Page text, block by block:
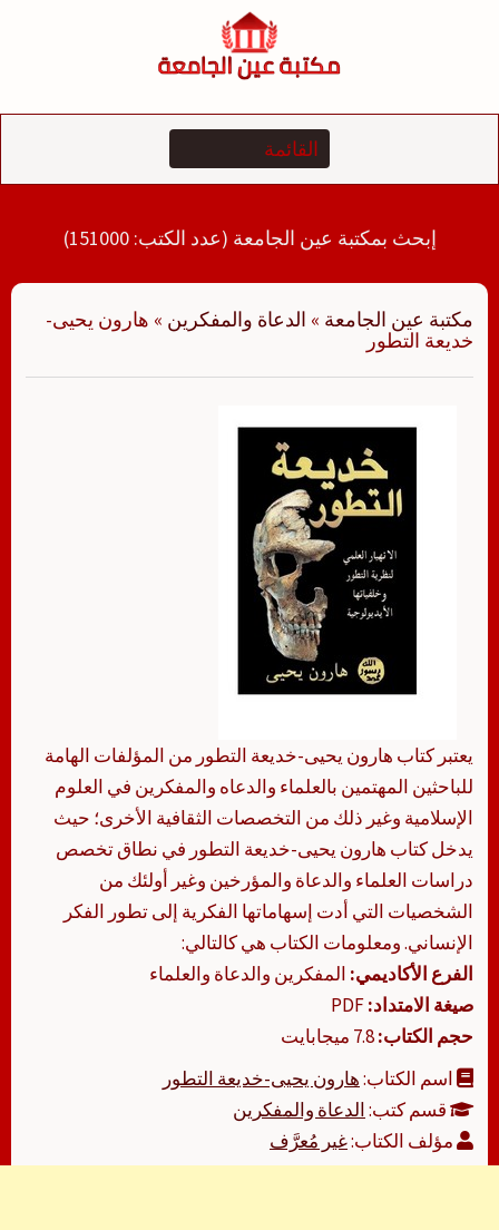
إبحث بمكتبة عين الجامعة (عدد الكتب: 151000)
مكتبة عين الجامعة » الدعاة والمفكرين » هارون يحيى-
خديعة التطور
يعتبر كتاب هارون يحيى-خديعة التطور من المؤلفات الهامة
للباحثين المهتمين بالعلماء والدعاه والمفكرين في العلوم
الإسلامية وغير ذلك من التخصصات الثقافية الأخرى؛ حيث
يدخل كتاب هارون يحيى-خديعة التطور في نطاق تخصص
دراسات العلماء والدعاة والمؤرخين وغير أولئك من
الشخصيات التي أدت إسهاماتها الفكرية إلى تطور الفكر
الإنساني. ومعلومات الكتاب هي كالتالي:
الفرع الأكاديمي: المفكرين والدعاة والعلماء
صيغة الامتداد:
حجم الكتاب:
اسم الكتاب:هارون يحيى-خديعة التطور
قسم كتب:الدعاة والمفكرين
مؤلف الكتاب:غير مُعرَّف